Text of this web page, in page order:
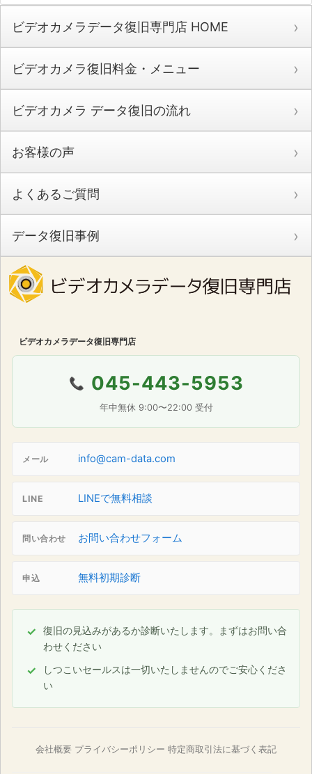
ビデオカメラデータ復旧専門店 HOME
ビデオカメラ復旧料金・メニュー
ビデオカメラ データ復旧の流れ
お客様の声
よくあるご質問
データ復旧事例
ビデオカメラデータ復旧専門店
📞 045-443-5953
年中無休 9:00〜22:00 受付
メール info@cam-data.com
LINE LINEで無料相談
問い合わせ お問い合わせフォーム
申込 無料初期診断
復旧の見込みがあるか診断いたします。まずはお問い合
わせください
しつこいセールスは一切いたしませんのでご安心くださ
い
会社概要 プライバシーポリシー 特定商取引法に基づく表記